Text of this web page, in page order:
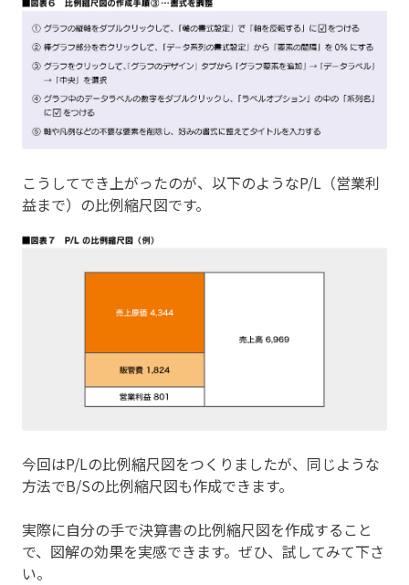
こうしてでき上がったのが、以下のようなP/L（営業利
益まで）の比例縮尺図です。
今回はP/Lの比例縮尺図をつくりましたが、同じような
方法でB/Sの比例縮尺図も作成できます。
実際に自分の手で決算書の比例縮尺図を作成すること
で、図解の効果を実感できます。ぜひ、試してみて下さ
い。